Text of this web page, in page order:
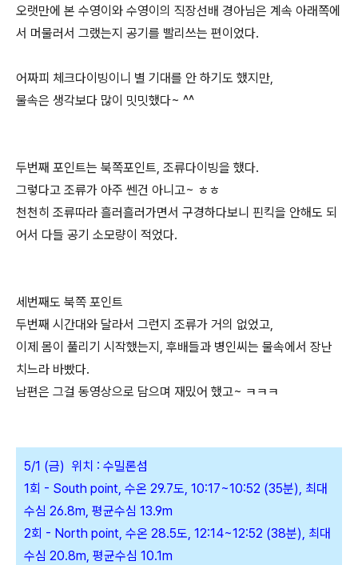
오랫만에 본 수영이와 수영이의 직장선배 경아님은 계속 아래쪽에
서 머물러서 그랬는지 공기를 빨리쓰는 편이었다.
어짜피 체크다이빙이니 별 기대를 안 하기도 했지만,
물속은 생각보다 많이 밋밋했다~ ^^
두번째 포인트는 북쪽포인트, 조류다이빙을 했다.
그렇다고 조류가 아주 쎈건 아니고~ ㅎㅎ
천천히 조류따라 흘러흘러가면서 구경하다보니 핀킥을 안해도 되
어서 다들 공기 소모량이 적었다.
세번째도 북쪽 포인트
두번째 시간대와 달라서 그런지 조류가 거의 없었고,
이제 몸이 풀리기 시작했는지, 후배들과 병인씨는 물속에서 장난
치느라 바빴다.
남편은 그걸 동영상으로 담으며 재밌어 했고~ ㅋㅋㅋ
5/1 (금) 위치 : 수밀론섬
1회 - South point, 수온 29.7도, 10:17~10:52 (35분), 최대
수심 26.8m, 평균수심 13.9m
2회 - North point, 수온 28.5도, 12:14~12:52 (38분), 최대
수심 20.8m, 평균수심 10.1m